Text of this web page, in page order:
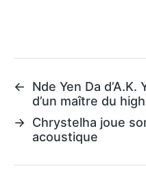
←
Nde Yen Da
d’un maître du
→ Chrystelha joue
acoustique